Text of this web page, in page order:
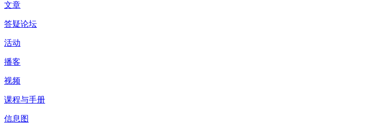
文章
答疑论坛
活动
播客
视频
课程与手册
信息图